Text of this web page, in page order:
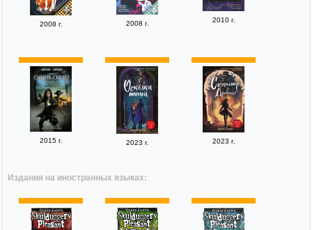
2008 г. 2008 г. 2010 г.
2015 г. 2023 г. 2023 г.
Издания на иностранных языках: